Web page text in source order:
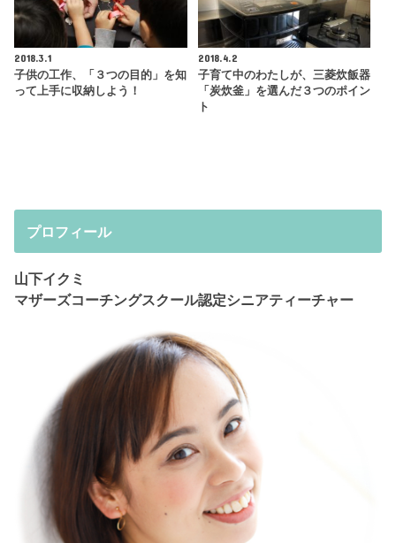
2018.3.1
子供の工作、「３つの目的」を知
って上手に収納しよう！
2018.4.2
子育て中のわたしが、三菱炊飯器
「炭炊釜」を選んだ３つのポイン
ト
プロフィール
山下イクミ
マザーズコーチングスクール認定シニアティーチャー